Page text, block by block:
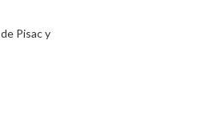
Pisac y